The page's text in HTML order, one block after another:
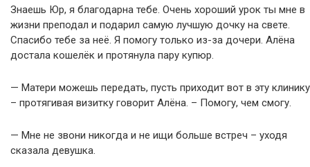
Знаешь Юр, я благодарна тебе. Очень хороший урок ты мне в
жизни преподал и подарил самую лучшую дочку на свете.
Спасибо тебе за неё. Я помогу только из-за дочери. Алёна
достала кошелёк и протянула пару купюр.
— Матери можешь передать, пусть приходит вот в эту клинику
– протягивая визитку говорит Алёна. – Помогу, чем смогу.
— Мне не звони никогда и не ищи больше встреч – уходя
сказала девушка.